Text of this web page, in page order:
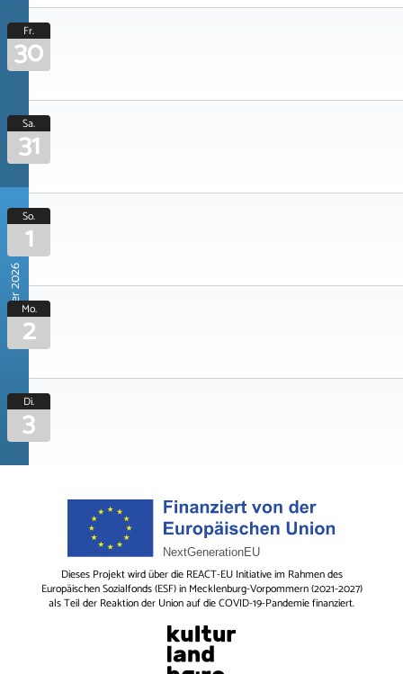
Fr.
30
Sa.
31
November 2026
So.
1
Mo.
2
Di.
3
Dieses Projekt wird über die REACT-EU Initiative im Rahmen des
Europäischen Sozialfonds (ESF) in Mecklenburg-Vorpommern (2021-2027)
als Teil der Reaktion der Union auf die COVID-19-Pandemie finanziert.